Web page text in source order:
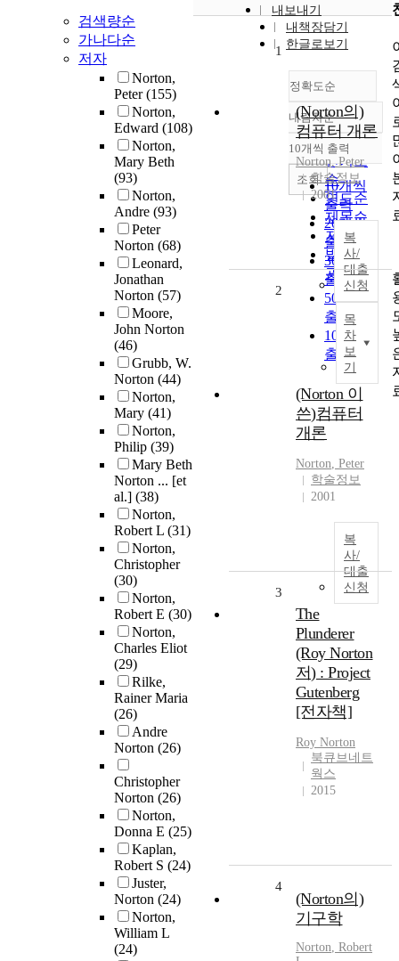
검색량순
가나다순
저자
Norton,
Peter(155)
Norton,
Edward (108)
Norton,
Mary Beth
(93)
Norton,
Andre (93)
Peter
Norton (68)
Leonard,
Jonathan
Norton (57)
Moore,
John Norton
(46)
Grubb, W.
Norton (44)
Norton,
Mary (41)
Norton,
Philip (39)
Mary Beth
Norton ... [et
al.] (38)
Norton,
Robert L (31)
Norton,
Christopher
(30)
Norton,
Robert E (30)
Norton,
Charles Eliot
(29)
Rilke,
Rainer Maria
(26)
Andre
Norton (26)
Christopher
Norton (26)
Norton,
Donna E (25)
Kaplan,
Robert S (24)
Juster,
Norton (24)
Norton,
William L
(24)
내보내기
내책장담기
한글로보기
정확도순
정확도
순
인기도
순
연도순
제목순
저자순
발행기
관순
내림차순
내림차순
10개씩 출력
10개씩
출력
20개씩
출력
30개씩
출력
50개씩
출력
100개씩
출력
조회
1
(Norton의)
컴퓨터 개론
Norton, Peter
학술정보
2001
복
사/
대출
신청
목
차
보
기
2
(Norton 이
쓴)컴퓨터
개론
Norton, Peter
학술정보
2001
복
사/
대출
신청
3
The
Plunderer
(Roy Norton
저) : Project
Gutenberg
[전자책]
Roy Norton
북큐브네트
웍스
2015
4
(Norton의)
기구학
Norton, Robert